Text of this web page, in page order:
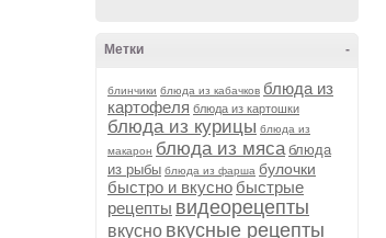
-
Метки
блинчики блюда из кабачков блюда из
картофеля блюда из картошки
блюда из курицы блюда из
макарон блюда из мяса блюда
из рыбы блюда из фарша булочки
быстро и вкусно быстрые
рецепты видеорецепты
вкусно вкусные рецепты